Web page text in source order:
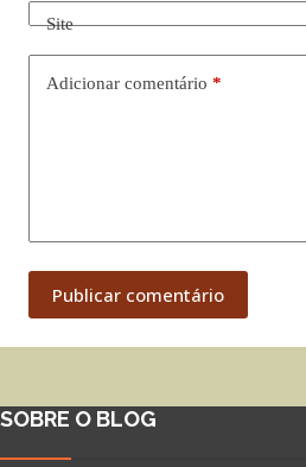
Site
Adicionar comentário *
Publicar comentário
SOBRE O BLOG